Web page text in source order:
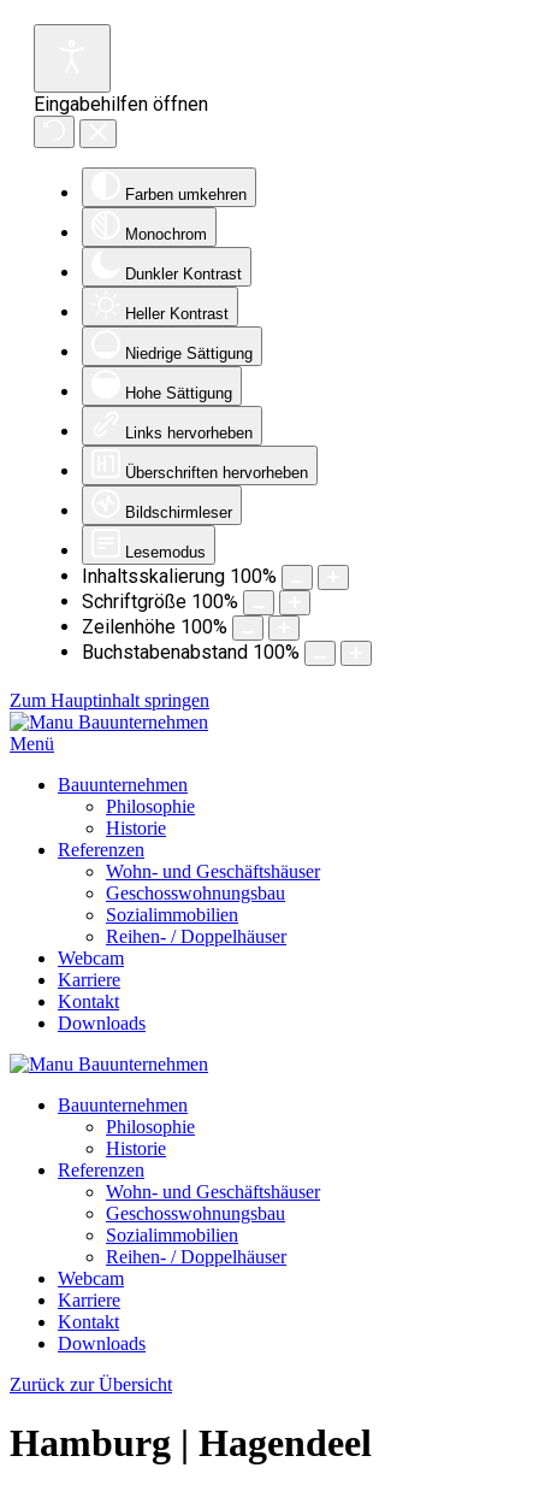
Eingabehilfen öffnen
Farben umkehren
Monochrom
Dunkler Kontrast
Heller Kontrast
Niedrige Sättigung
Hohe Sättigung
Links hervorheben
Überschriften hervorheben
Bildschirmleser
Lesemodus
Inhaltsskalierung 100%
Schriftgröße 100%
Zeilenhöhe 100%
Buchstabenabstand 100%
Zum Hauptinhalt springen
Menü
Bauunternehmen
Philosophie
Historie
Referenzen
Wohn- und Geschäftshäuser
Geschosswohnungsbau
Sozialimmobilien
Reihen- / Doppelhäuser
Webcam
Karriere
Kontakt
Downloads
Bauunternehmen
Philosophie
Historie
Referenzen
Wohn- und Geschäftshäuser
Geschosswohnungsbau
Sozialimmobilien
Reihen- / Doppelhäuser
Webcam
Karriere
Kontakt
Downloads
Zurück zur Übersicht
Hamburg | Hagendeel